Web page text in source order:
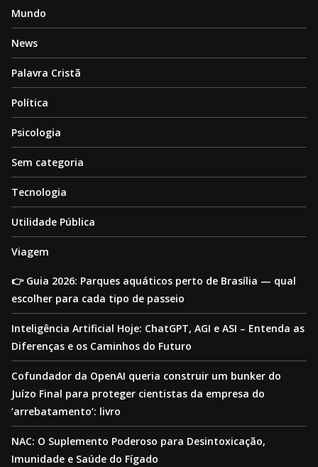
Mundo
News
Palavra Cristã
Política
Psicologia
Sem categoria
Tecnologia
Utilidade Pública
Viagem
👉 Guia 2026: Parques aquáticos perto de Brasília — qual
escolher para cada tipo de passeio
Inteligência Artificial Hoje: ChatGPT, AGI e ASI – Entenda as
Diferenças e os Caminhos do Futuro
Cofundador da OpenAI queria construir um bunker do
Juízo Final para proteger cientistas da empresa do
‘arrebatamento’: livro
NAC: O Suplemento Poderoso para Desintoxicação,
Imunidade e Saúde do Fígado